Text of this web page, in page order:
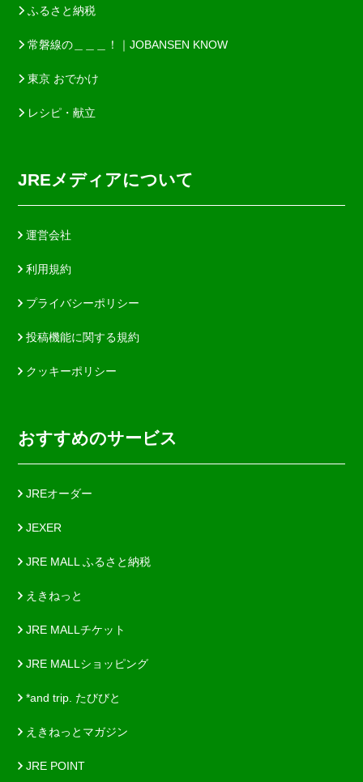
ふるさと納税
常磐線の＿＿＿！｜JOBANSEN KNOW
東京 おでかけ
レシピ・献立
JREメディアについて
運営会社
利用規約
プライバシーポリシー
投稿機能に関する規約
クッキーポリシー
おすすめのサービス
JREオーダー
JEXER
JRE MALL ふるさと納税
えきねっと
JRE MALLチケット
JRE MALLショッピング
*and trip. たびびと
えきねっとマガジン
JRE POINT